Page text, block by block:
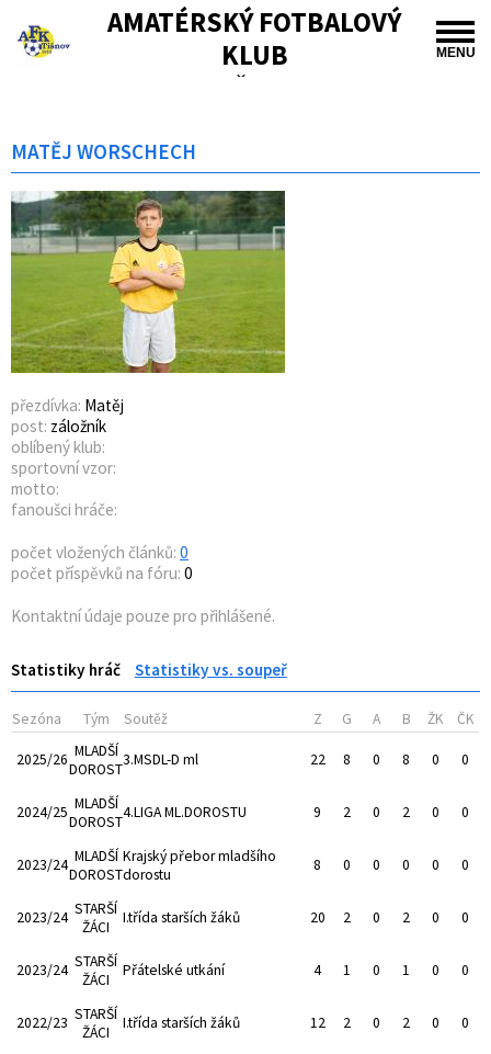
MENU
AMATÉRSKÝ FOTBALOVÝ
KLUB
TIŠNOV
MATĚJ WORSCHECH
přezdívka: Matěj
post: záložník
oblíbený klub:
sportovní vzor:
motto:
fanoušci hráče:
počet vložených článků: 0
počet příspěvků na fóru: 0
Kontaktní údaje pouze pro přihlášené.
Statistiky hráč Statistiky vs. soupeř
Sezóna Tým Soutěž Z G A B ŽK ČK
2025/26 MLADŠÍ
DOROST
3.MSDL-D ml 22 8 0 8 0 0
2024/25 MLADŠÍ
DOROST
4.LIGA ML.DOROSTU 9 2 0 2 0 0
2023/24 MLADŠÍ
DOROST
Krajský přebor mladšího
dorostu
8 0 0 0 0 0
2023/24 STARŠÍ
ŽÁCI
I.třída starších žáků 20 2 0 2 0 0
2023/24 STARŠÍ
ŽÁCI
Přátelské utkání 4 1 0 1 0 0
2022/23 STARŠÍ
ŽÁCI
I.třída starších žáků 12 2 0 2 0 0